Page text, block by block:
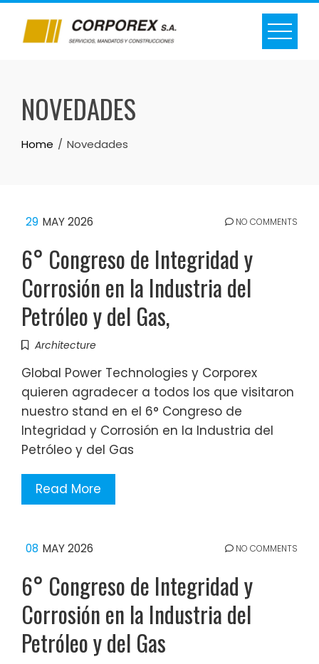
Skip
content
NOVEDADES
Home Novedades
29 MAY 2026 NO COMMENTS
6° Congreso de Integridad y
Corrosión en la Industria del
Petróleo y del Gas,
Architecture
Global Power Technologies y Corporex
quieren agradecer a todos los que visitaron
nuestro stand en el 6° Congreso de
Integridad y Corrosión en la Industria del
Petróleo y del Gas
Read More
08 MAY 2026 NO COMMENTS
6° Congreso de Integridad y
Corrosión en la Industria del
Petróleo y del Gas